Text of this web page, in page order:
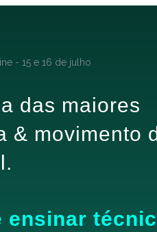
das maiores
& movimento
ensinar